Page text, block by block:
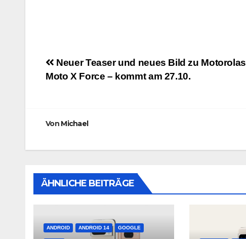
Beitragsnavigation
Neuer Teaser und neues Bild zu Motorolas
Moto X Force – kommt am 27.10.
Von Michael
ÄHNLICHE BEITRÄGE
ANDROID ANDROID 14 GOOGLE